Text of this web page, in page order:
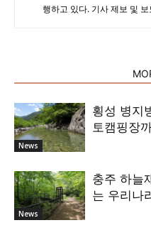
행하고 있다. 기사 제보 및
News
횡성 병지
토캠핑장
News
충주 하늘
는 우리나